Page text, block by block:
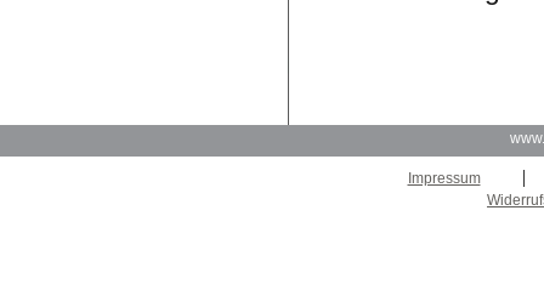
Impressum |